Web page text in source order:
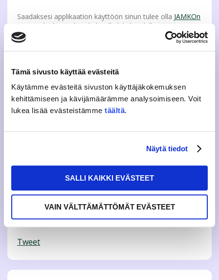
Tämä sivusto käyttää evästeitä
Käytämme evästeitä sivuston käyttäjäkokemuksen
kehittämiseen ja kävijämäärämme analysoimiseen. Voit
lukea lisää evästeistämme täältä.
Näytä tiedot
SALLI KAIKKI EVÄSTEET
VAIN VÄLTTÄMÄTTÖMÄT EVÄSTEET
Saadaksesi applikaation käyttöön sinun tulee olla JAMKOn
jäsen
sekä läsnäoleva kuluvalla lukukaudella JAMKissa.
Ilmainen Frank App on ladattavissa android -puhelimiin
Google Play -kaupasta sekä IOS -puhelimiin App
Storesta.Frank App toimii myös englannin sekä ruotsin
Frank on 2013 perustettu opiskelijoiden oma etupalvelu ja
opiskelijatunnisteiden tarjoaja. Frankin omistavat Suomen
suurimmat opiskelijajärjestöt SAMOK, SAKKI, SLL ja SYL
sekä opiskelijataustainen Kilroy, joka on Pohjoismaiden
Katso kaikki JAMKO jäsenyyden tarjoamat edut
Lisätietoja: frank(a)jamko.fi
Tweet